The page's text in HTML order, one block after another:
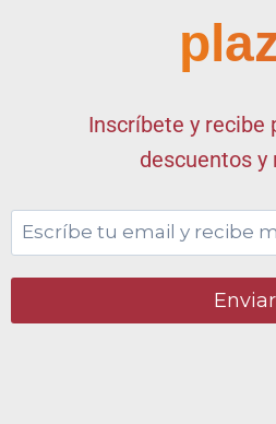
Inscríbete y recibe
descuentos y